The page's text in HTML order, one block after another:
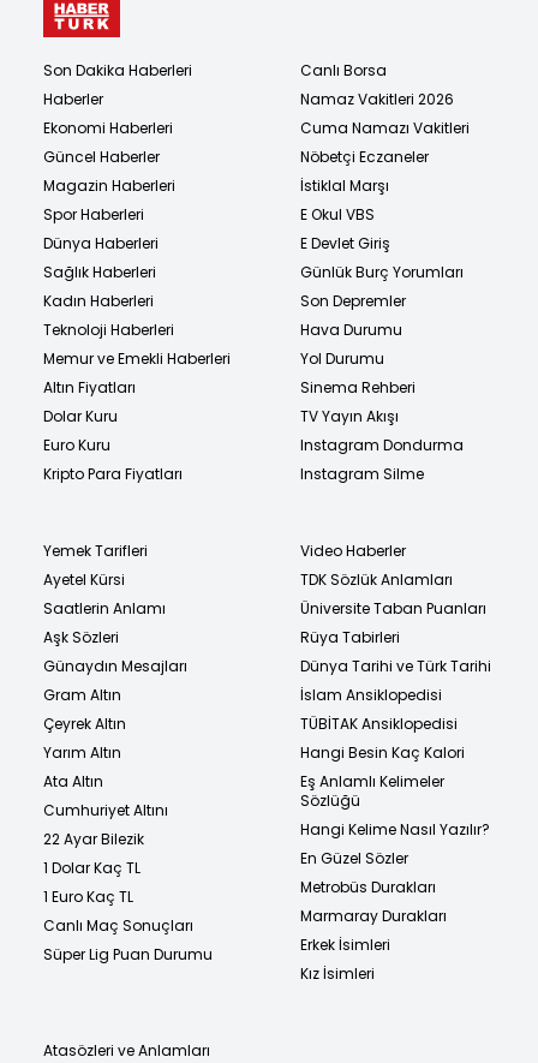
Son Dakika Haberleri
Haberler
Ekonomi Haberleri
Güncel Haberler
Magazin Haberleri
Spor Haberleri
Dünya Haberleri
Sağlık Haberleri
Kadın Haberleri
Teknoloji Haberleri
Memur ve Emekli Haberleri
Altın Fiyatları
Dolar Kuru
Euro Kuru
Kripto Para Fiyatları
Canlı Borsa
Namaz Vakitleri 2026
Cuma Namazı Vakitleri
Nöbetçi Eczaneler
İstiklal Marşı
E Okul VBS
E Devlet Giriş
Günlük Burç Yorumları
Son Depremler
Hava Durumu
Yol Durumu
Sinema Rehberi
TV Yayın Akışı
Instagram Dondurma
Instagram Silme
Yemek Tarifleri
Ayetel Kürsi
Saatlerin Anlamı
Aşk Sözleri
Günaydın Mesajları
Gram Altın
Çeyrek Altın
Yarım Altın
Ata Altın
Cumhuriyet Altını
22 Ayar Bilezik
1 Dolar Kaç TL
1 Euro Kaç TL
Canlı Maç Sonuçları
Süper Lig Puan Durumu
Video Haberler
TDK Sözlük Anlamları
Üniversite Taban Puanları
Rüya Tabirleri
Dünya Tarihi ve Türk Tarihi
İslam Ansiklopedisi
TÜBİTAK Ansiklopedisi
Hangi Besin Kaç Kalori
Eş Anlamlı Kelimeler
Sözlüğü
Hangi Kelime Nasıl Yazılır?
En Güzel Sözler
Metrobüs Durakları
Marmaray Durakları
Erkek İsimleri
Kız İsimleri
Atasözleri ve Anlamları